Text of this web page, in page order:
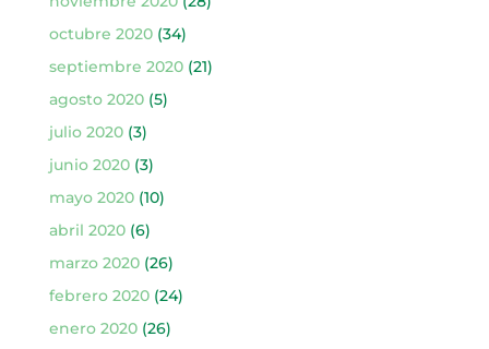
octubre 2020(34)
septiembre 2020(21)
agosto 2020(5)
julio 2020(3)
junio 2020(3)
mayo 2020(10)
abril 2020(6)
marzo 2020(26)
febrero 2020(24)
enero 2020(26)